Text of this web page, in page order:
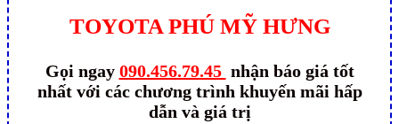
TOYOTA PHÚ MỸ HƯNG
Gọi ngay 090.456.79.45 nhận báo giá tốt
nhất với các chương trình khuyến mãi hấp
dẫn và giá trị